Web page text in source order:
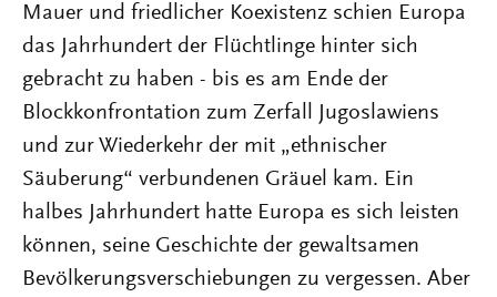
Mauer und friedlicher Koexistenz schien Europa
das Jahrhundert der Flüchtlinge hinter sich
gebracht zu haben - bis es am Ende der
Blockkonfrontation zum Zerfall Jugoslawiens
und zur Wiederkehr der mit „ethnischer
Säuberung“ verbundenen Gräuel kam. Ein
halbes Jahrhundert hatte Europa es sich leisten
können, seine Geschichte der gewaltsamen
Bevölkerungsverschiebungen zu vergessen. Aber